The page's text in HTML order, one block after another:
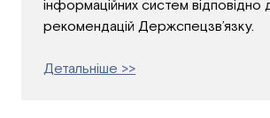
інформаційних систем відповідно
рекомендацій Держспецзв’язку.
Детальніше >>